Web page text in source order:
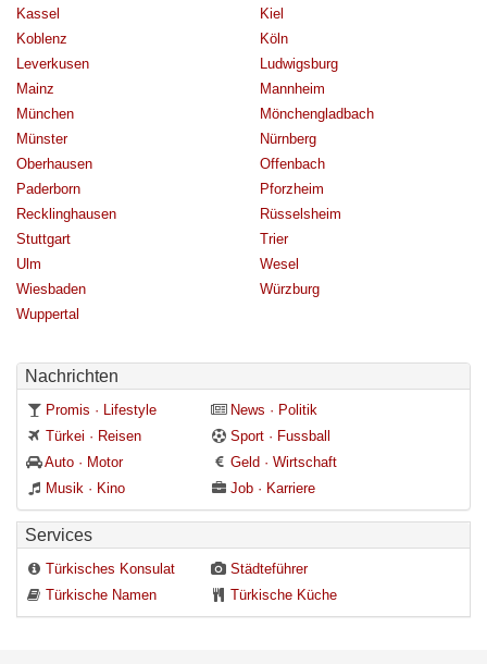
Kassel
Kiel
Koblenz
Köln
Leverkusen
Ludwigsburg
Mainz
Mannheim
München
Mönchengladbach
Münster
Nürnberg
Oberhausen
Offenbach
Paderborn
Pforzheim
Recklinghausen
Rüsselsheim
Stuttgart
Trier
Ulm
Wesel
Wiesbaden
Würzburg
Wuppertal
Nachrichten
Promis · Lifestyle
News · Politik
Türkei · Reisen
Sport · Fussball
Auto · Motor
Geld · Wirtschaft
Musik · Kino
Job · Karriere
Services
Türkisches Konsulat
Städteführer
Türkische Namen
Türkische Küche